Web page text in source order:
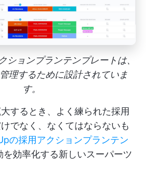
ションプランテンプレートは、
理するために設計されていま
す。
するとき、よく練られた採用
でなく、なくてはならないも
の採用アクションプランテン
を効率化する新しいスーパーツ